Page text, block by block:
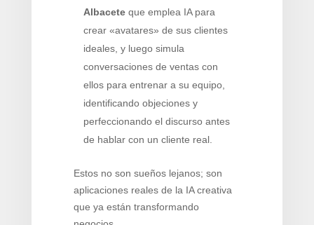
Albaceteque emplea IA para
crear «avatares» de sus clientes
ideales, y luego simula
conversaciones de ventas con
ellos para entrenar a su equipo,
identificando objeciones y
perfeccionando el discurso antes
de hablar con un cliente real.
Estos no son sueños lejanos; son
aplicaciones reales de la IA creativa
que ya están transformando